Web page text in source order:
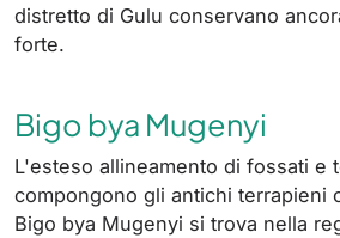
distretto di Gulu conservano
forte.
Bigo bya Mugenyi
L'esteso allineamento di fossati e
compongono gli antichi terrapieni
Bigo bya Mugenyi si trova nella